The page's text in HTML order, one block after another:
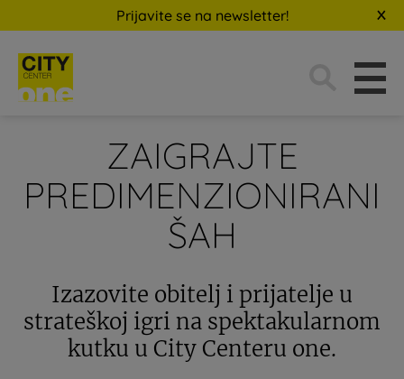
Prijavite se na newsletter!
ZAIGRAJTE
PREDIMENZIONIRANI
ŠAH
Izazovite obitelj i prijatelje u
strateškoj igri na spektakularnom
kutku u City Centeru one.